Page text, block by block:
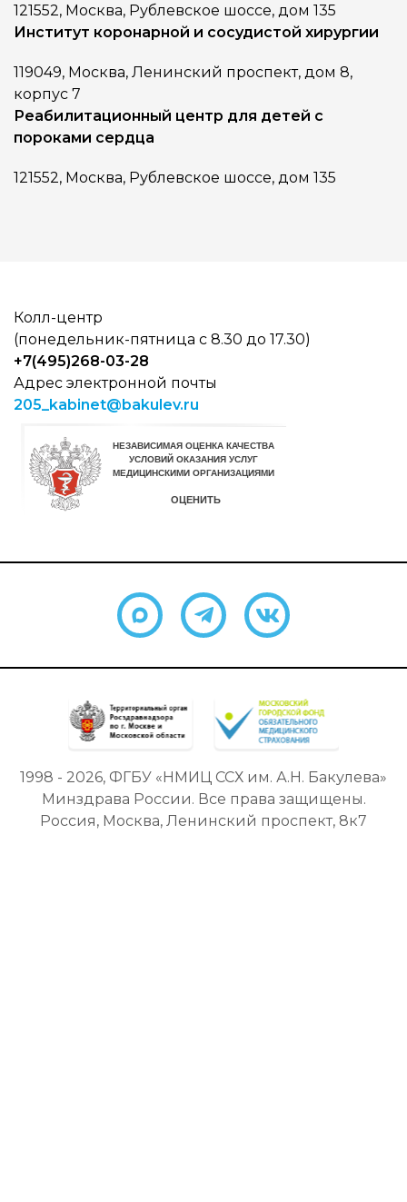
121552, Москва, Рублевское шоссе, дом 135
Институт коронарной и сосудистой хирургии
119049, Москва, Ленинский проспект, дом 8,
корпус 7
Реабилитационный центр для детей с
пороками сердца
121552, Москва, Рублевское шоссе, дом 135
Колл-центр
(понедельник-пятница с 8.30 до 17.30)
+7(495)268-03-28
Адрес электронной почты
205_kabinet@bakulev.ru
1998 - 2026, ФГБУ «НМИЦ ССХ им. А.Н. Бакулева»
Минздрава России. Все права защищены.
Россия, Москва, Ленинский проспект, 8к7